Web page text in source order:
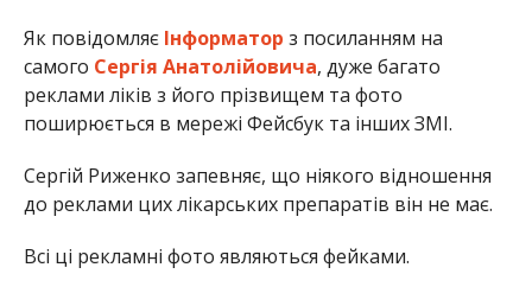
Як повідомляє Інформатор з посиланням на
самого Сергія Анатолійовича, дуже багато
реклами ліків з його прізвищем та фото
поширюється в мережі Фейсбук та інших ЗМІ.
Сергій Риженко запевняє, що ніякого відношення
до реклами цих лікарських препаратів він не має.
Всі ці рекламні фото являються фейками.